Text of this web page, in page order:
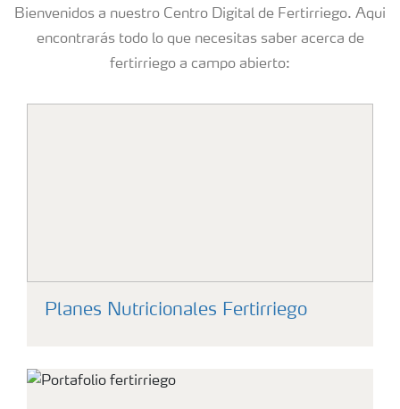
Bienvenidos a nuestro Centro Digital de Fertirriego. Aqui
encontrarás todo lo que necesitas saber acerca de
fertirriego a campo abierto:
Planes Nutricionales Fertirriego